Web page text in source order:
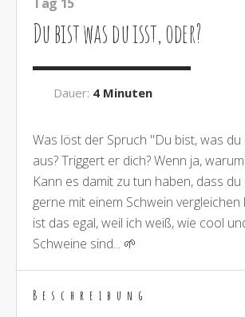
Du bist was du isst, oder?
Dauer: 4 Minuten
Was löst der Spruch "Du bist, was du
aus? Triggert er dich? Wenn ja,
Kann es damit zu tun haben, dass
gerne mit einem Schwein vergleichen
ist das egal, weil ich weiß, wie cool
Schweine sind... 🌱
Beschreibung